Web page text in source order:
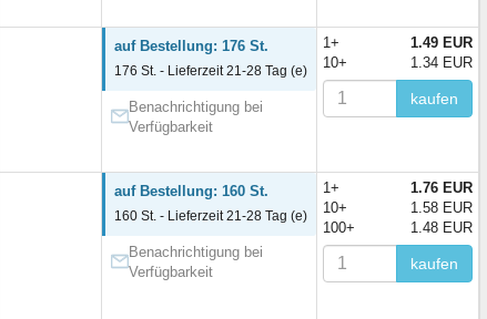
auf Bestellung: 176 St.
176 St. - Lieferzeit 21-28 Tag (e)
Benachrichtigung bei
Verfügbarkeit
1+
1.49 EUR
10+
1.34 EUR
kaufen
auf Bestellung: 160 St.
160 St. - Lieferzeit 21-28 Tag (e)
Benachrichtigung bei
Verfügbarkeit
1+
1.76 EUR
10+
1.58 EUR
100+
1.48 EUR
kaufen